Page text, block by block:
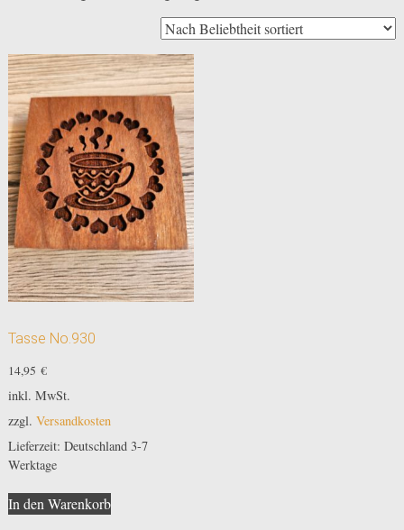
Tasse No.930
14,95 €
inkl. MwSt.
zzgl. Versandkosten
Lieferzeit: Deutschland 3-7
Werktage
In den Warenkorb